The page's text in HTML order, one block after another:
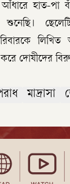
আঁধারে হাত-পা
ছেলেটি
দোষীদের
মাদ্রাসা